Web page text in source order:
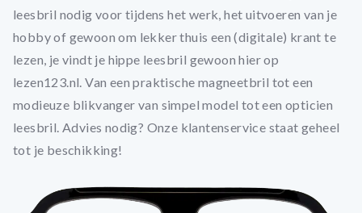
leesbril nodig voor tijdens het werk, het uitvoeren van je
hobby of gewoon om lekker thuis een (digitale) krant te
lezen, je vindt je hippe leesbril gewoon hier op
lezen123.nl. Van een praktische magneetbril tot een
modieuze blikvanger van simpel model tot een opticien
leesbril. Advies nodig? Onze klantenservice staat geheel
tot je beschikking!